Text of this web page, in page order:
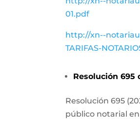
01.pdf
http://xn--
TARIFAS-
Resolución 695
Resolución 695
público notarial